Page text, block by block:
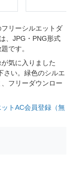
リーシルエットダ
、JPG・PNG形式
です。
気に入りました
さい。緑色のシルエ
フリーダウンロー
ットAC会員登録（無